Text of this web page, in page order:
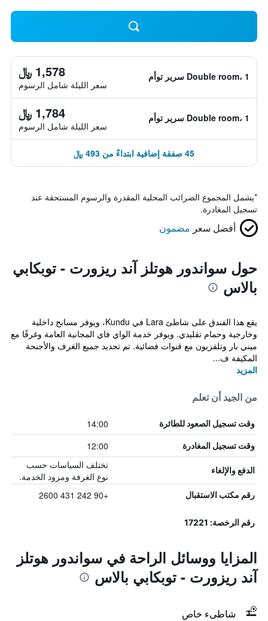
Double room، 1 سرير توأم 1,578 ﷼
سعر الليلة شامل الرسوم
Double room، 1 سرير توأم 1,784 ﷼
سعر الليلة شامل الرسوم
45 صفقة إضافية ابتداءً من 493 ﷼
*يشمل المجموع الضرائب المحلية المقدرة والرسوم المستحقة عند
تسجيل المغادرة.
أفضل سعر مضمون
حول سواندور هوتلز آند ريزورت - توبكابي
بالاس
يقع هذا الفندق على شاطئ Lara في Kundu، ويوفر مسابح داخلية
وخارجية وحمام تقليدي. ويوفر خدمة الواي فاي المجانية العامة وغرفًا مع
ميني بار وتلفزيون مع قنوات فضائية. تم تجديد جميع الغرف والأجنحة
المكيفة ف...
المزيد
من الجيد أن تعلم
وقت تسجيل الصعود للطائرة 14:00
وقت تسجيل المغادرة 12:00
الدفع والإلغاء
تختلف السياسات حسب
نوع الغرفة ومزود الخدمة.
رقم مكتب الاستقبال +90 242 431 2600
رقم الرخصة: 17221
المزايا ووسائل الراحة في سواندور هوتلز
آند ريزورت - توبكابي بالاس
شاطىء خاص